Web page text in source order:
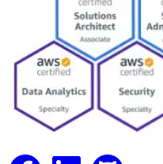
FacebookLinkedIn GitHub